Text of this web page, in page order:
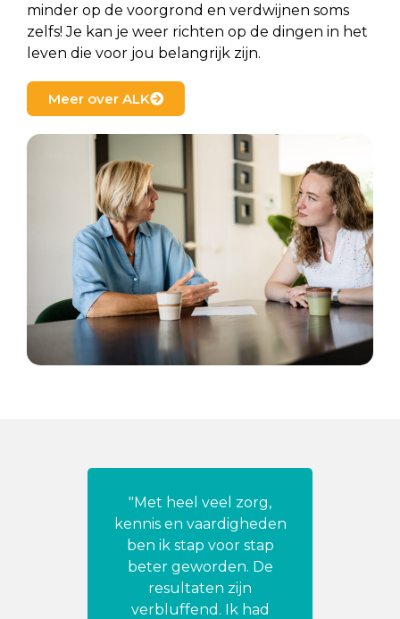
minder op de voorgrond en verdwijnen soms
zelfs! Je kan je weer richten op de dingen in het
leven die voor jou belangrijk zijn.
Meer over ALK
"Met heel veel zorg,
kennis en vaardigheden
ben ik stap voor stap
beter geworden. De
resultaten zijn
verbluffend. Ik had